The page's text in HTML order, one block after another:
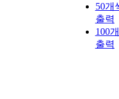
50개
출력
100
출력